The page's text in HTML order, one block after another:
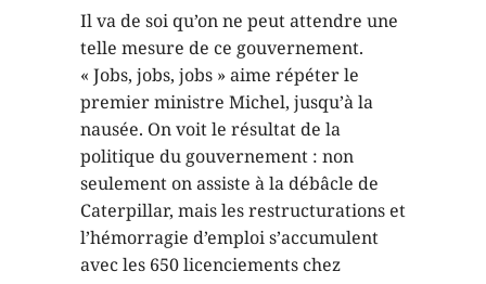
Il va de soi qu’on ne peut attendre une
telle mesure de ce gouvernement.
« Jobs, jobs, jobs » aime répéter le
premier ministre Michel, jusqu’à la
nausée. On voit le résultat de la
politique du gouvernement : non
seulement on assiste à la débâcle de
Caterpillar, mais les restructurations et
l’hémorragie d’emploi s’accumulent
avec les 650 licenciements chez